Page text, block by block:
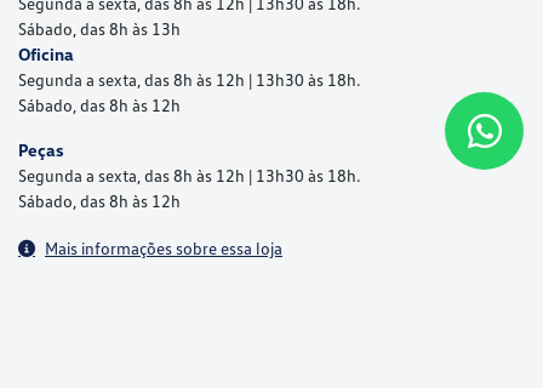
Sábado, das 8h às 13h
Oficina
Segunda a sexta, das 8h às 12h | 13h30 às 18h.
Sábado, das 8h às 12h
Peças
Segunda a sexta, das 8h às 12h | 13h30 às 18h.
Sábado, das 8h às 12h
Mais informações sobre essa loja